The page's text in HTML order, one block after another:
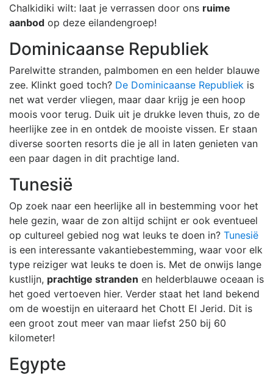
Chalkidiki wilt: laat je verrassen door ons ruime
aanbod op deze eilandengroep!
Dominicaanse Republiek
Parelwitte stranden, palmbomen en een helder blauwe
zee. Klinkt goed toch? De Dominicaanse Republiek is
net wat verder vliegen, maar daar krijg je een hoop
moois voor terug. Duik uit je drukke leven thuis, zo de
heerlijke zee in en ontdek de mooiste vissen. Er staan
diverse soorten resorts die je all in laten genieten van
een paar dagen in dit prachtige land.
Tunesië
Op zoek naar een heerlijke all in bestemming voor het
hele gezin, waar de zon altijd schijnt er ook eventueel
op cultureel gebied nog wat leuks te doen in? Tunesië
is een interessante vakantiebestemming, waar voor elk
type reiziger wat leuks te doen is. Met de onwijs lange
kustlijn, prachtige stranden en helderblauwe oceaan is
het goed vertoeven hier. Verder staat het land bekend
om de woestijn en uiteraard het Chott El Jerid. Dit is
een groot zout meer van maar liefst 250 bij 60
kilometer!
Egypte